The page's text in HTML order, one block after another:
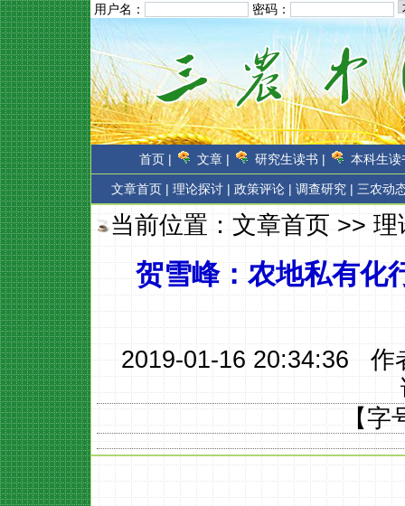
用户名： 密码：
首页 | 文章 | 研究生读书 | 本科生读
文章首页 | 理论探讨 | 政策评论 | 调查研究 | 三农动
当前位置：文章首页>>理
贺雪峰：农地私有
2019-01-16 20:34:36 作
【字